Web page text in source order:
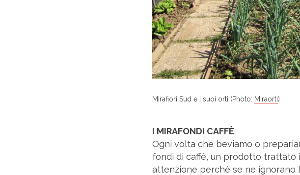
Mirafiori Sud e i suoi orti (Photo: Miraorti)
I MIRAFONDI CAFFÈ
Ogni volta che beviamo o
fondi di caffè, un prodotto trattato
attenzione perché se ne ignorano